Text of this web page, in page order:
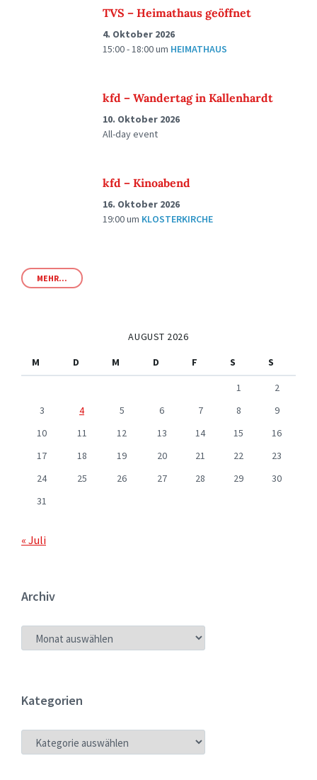
TVS – Heimathaus geöffnet
4. Oktober 2026
15:00 - 18:00um HEIMATHAUS
kfd – Wandertag in Kallenhardt
10. Oktober 2026
All-day event
kfd – Kinoabend
16. Oktober 2026
19:00um KLOSTERKIRCHE
MEHR...
AUGUST 2026
M
D M D F S
S
1
2
3
4 5 6 7 8
9
10
11 12 13 14 15
16
17
18 19 20 21 22
23
24
25 26 27 28 29
30
31
« Juli
Archiv
ARCHIV
Kategorien
KATEGORIEN